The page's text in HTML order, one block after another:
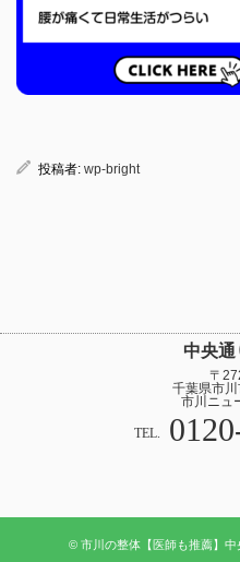
投稿者: wp-bright
中央
〒
千葉県市
市川ニュ
TEL.
© 市川の整体【医師も推薦】中